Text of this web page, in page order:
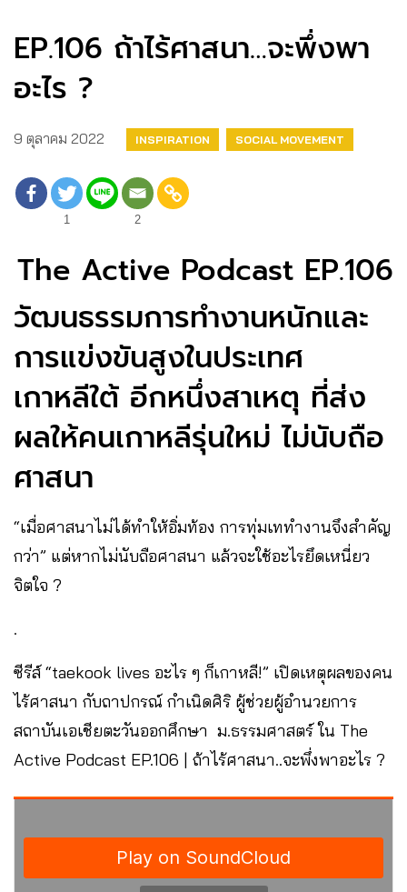
EP.106 ถ้าไร้ศาสนา…จะพึ่งพา
อะไร ?
9 ตุลาคม 2022 INSPIRATION SOCIAL MOVEMENT
1 2
The Active Podcast EP.106
วัฒนธรรมการทำงานหนักและ
การแข่งขันสูงในประเทศ
เกาหลีใต้ อีกหนึ่งสาเหตุ ที่ส่ง
ผลให้คนเกาหลีรุ่นใหม่ ไม่นับถือ
ศาสนา
“เมื่อศาสนาไม่ได้ทำให้อิ่มท้อง การทุ่มเททำงานจึงสำคัญ
กว่า” แต่หากไม่นับถือศาสนา แล้วจะใช้อะไรยึดเหนี่ยว
จิตใจ ?
.
ซีรีส์ “taekook lives อะไร ๆ ก็เกาหลี!” เปิดเหตุผลของคน
ไร้ศาสนา กับถาปกรณ์ กำเนิดศิริ ผู้ช่วยผู้อำนวยการ
สถาบันเอเชียตะวันออกศึกษา ม.ธรรมศาสตร์ ใน The
Active Podcast EP.106 | ถ้าไร้ศาสนา..จะพึ่งพาอะไร ?